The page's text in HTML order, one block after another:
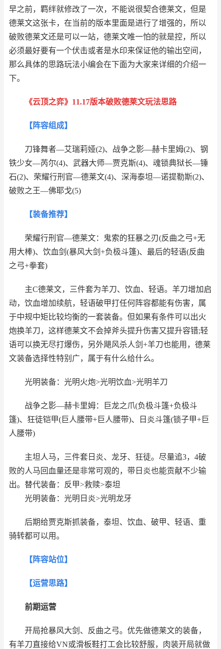
早之前，羁绊就修改了一次，不能说很契合德莱文，但是
德莱文这张卡，在当前的版本里面是进行了增强的，所以
破败德莱文还是可以一站，德莱文唯一怕的就是控，所以
必须最好要有一个伏击或者是水印来保证他的输出空间，
那么具体的思路玩法小编会在下面为大家来详细的介绍一
下。
《云顶之弈》11.17版本破败德莱文玩法思路
【阵容组成】
刀锋舞者—艾瑞莉娅(2)、战争之影—赫卡里姆(2)、钢
铁少女—芮尔(4)、武器大师—贾克斯(4)、魂锁典狱长—锤
石(2)、荣耀行刑官—德莱文(4)、深海泰坦—诺提勒斯(2)、
破败之王—佛耶戈(5)
【装备推荐】
荣耀行刑官—德莱文：鬼索的狂暴之刃(反曲之弓+无
用大棒)、饮血剑(暴风大剑+负极斗篷)、最后的轻语(反曲
之弓+拳套)
主C德莱文，三件套为羊刀、饮血、轻语。羊刀增加启
动，饮血增加续航，轻语破甲打任何阵容都能有伤害，属
于中规中矩比较均衡的一套装备。但如果有条件可以出火
炮换羊刀，这样德莱文不会掉斧头提升伤害又提升容错;轻
语可以换无尽打爆伤，另外飓风杀人剑+羊刀也能用，德莱
文装备选择性特别广，属于有什么给什么。
光明装备：光明火炮>光明饮血>光明羊刀
战争之影—赫卡里姆：巨龙之爪(负极斗篷+负极斗
篷)、狂徒铠甲(巨人腰带+巨人腰带)、日炎斗篷(锁子甲+巨
人腰带)
主坦人马，三件套日炎、龙牙、狂徒。尽量追3，4破
败的人马回血量还是非常可观的，带日炎也能贡献不少输
出。替代装备：反甲>救赎>泰坦
光明装备：光明日炎>光明龙牙
后期给贾克斯抓装备，泰坦、饮血、破甲、轻语、重
骑转都可以用。
【阵容站位】
【运营思路】
前期运营
开局抢暴风大剑、反曲之弓。优先做德莱文的装备，
有羊刀直接给VN或滑板鞋打工会比较舒服，肉装开局就做